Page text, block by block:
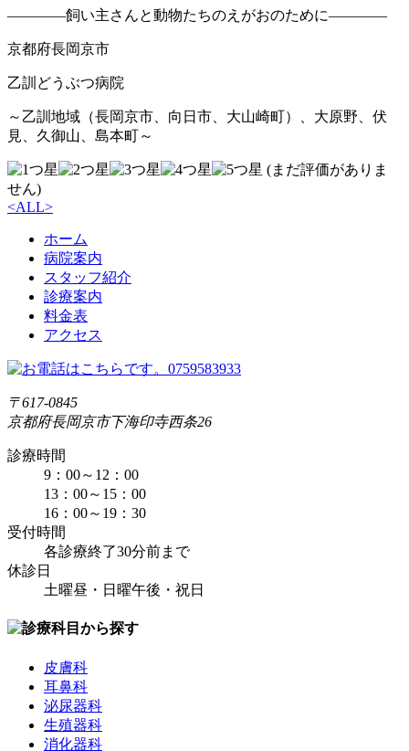
――――飼い主さんと動物たちのえがおのために――――
京都府長岡京市
乙訓どうぶつ病院
～乙訓地域（長岡京市、向日市、大山崎町）、大原野、伏
見、久御山、島本町～
(まだ評価がありま
せん)
<ALL>
ホーム
病院案内
スタッフ紹介
診療案内
料金表
アクセス
〒617-0845
京都府長岡京市下海印寺西条26
診療時間
9：00～12：00
13：00～15：00
16：00～19：30
受付時間
各診療終了30分前まで
休診日
土曜昼・日曜午後・祝日
皮膚科
耳鼻科
泌尿器科
生殖器科
消化器科